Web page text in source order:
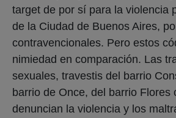
target de por sí para la violencia
de la Ciudad de Buenos Aires,
contravencionales. Pero estos
nimiedad en comparación. Las
sexuales, travestis del barrio
barrio de Once, del barrio Flores
denuncian la violencia y los